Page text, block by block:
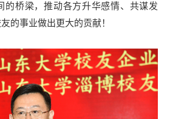
的桥梁，推动各方升华感情、共谋发
的事业做出更大的贡献！